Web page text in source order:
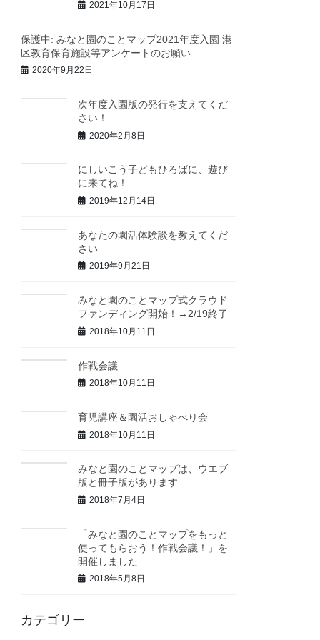
2021年10月17日
保護中: みなと園のことマップ2021年度入園 港
区教育保育施設等アンケートのお願い
2020年9月22日
次年度入園版の発行を支えてくだ
さい！
2020年2月8日
にしいこう子どもひろばに、遊び
に来てね！
2019年12月14日
あなたの園活体験談を教えてくだ
さい
2019年9月21日
みなと園のことマップ式クラウド
ファンディング開始！→2/19終了
2018年10月11日
作戦会議
2018年10月11日
育児講座＆園活おしゃべり会
2018年10月11日
みなと園のことマップは、ウエブ
版と冊子版があります
2018年7月4日
「みなと園のことマップをもっと
使ってもらおう！作戦会議！」を
開催しました
2018年5月8日
カテゴリー